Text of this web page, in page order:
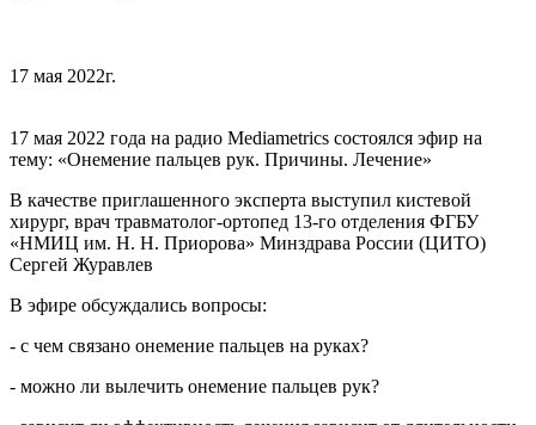
17 мая 2022г.
17 мая 2022 года на радио Mediametrics состоялся эфир на
тему: «Онемение пальцев рук. Причины. Лечение»
В качестве приглашенного эксперта выступил кистевой
хирург, врач травматолог-ортопед 13-го отделения ФГБУ
«НМИЦ им. Н. Н. Приорова» Минздрава России (ЦИТО)
Сергей Журавлев
В эфире обсуждались вопросы:
- с чем связано онемение пальцев на руках?
- можно ли вылечить онемение пальцев рук?